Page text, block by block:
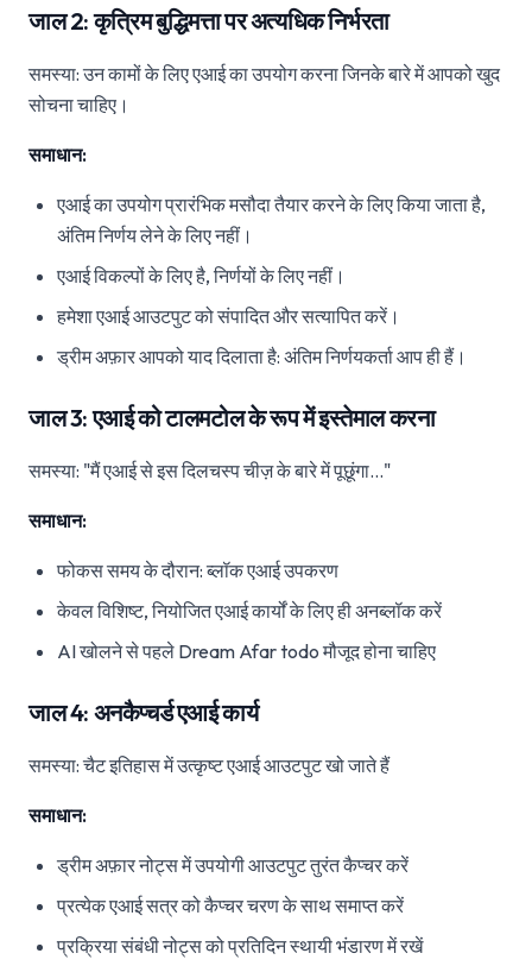
जाल 2: कृत्रिम बुद्धिमत्ता पर अत्यधिक निर्भरता
समस्या: उन कामों के लिए एआई का उपयोग करना जिनके बारे में आपको खुद
सोचना चाहिए।
समाधान:
एआई का उपयोग प्रारंभिक मसौदा तैयार करने के लिए किया जाता है,
अंतिम निर्णय लेने के लिए नहीं।
एआई विकल्पों के लिए है, निर्णयों के लिए नहीं।
हमेशा एआई आउटपुट को संपादित और सत्यापित करें।
ड्रीम अफ़ार आपको याद दिलाता है: अंतिम निर्णयकर्ता आप ही हैं।
जाल 3: एआई को टालमटोल के रूप में इस्तेमाल करना
समस्या: "मैं एआई से इस दिलचस्प चीज़ के बारे में पूछूंगा..."
समाधान:
फोकस समय के दौरान: ब्लॉक एआई उपकरण
केवल विशिष्ट, नियोजित एआई कार्यों के लिए ही अनब्लॉक करें
AI खोलने से पहले Dream Afar todo मौजूद होना चाहिए
जाल 4: अनकैप्चर्ड एआई कार्य
समस्या: चैट इतिहास में उत्कृष्ट एआई आउटपुट खो जाते हैं
समाधान:
ड्रीम अफ़ार नोट्स में उपयोगी आउटपुट तुरंत कैप्चर करें
प्रत्येक एआई सत्र को कैप्चर चरण के साथ समाप्त करें
प्रक्रिया संबंधी नोट्स को प्रतिदिन स्थायी भंडारण में रखें